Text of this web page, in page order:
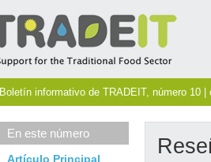
Boletín informativo de TRADEIT, número 10 |
En este número
Artículo Principal